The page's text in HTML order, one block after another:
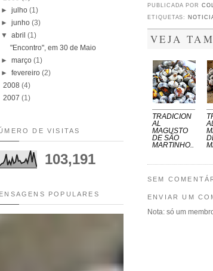
PUBLICADA POR
ETIQUETAS:
VEJA
TRADICION
AL
MAGUSTO
DE SÃO
MARTINHO..
AL
SEM
ENVIAR UM
Nota: só um
►julho(1)
►junho(3)
▼abril(1)
"Encontro", em 30 de Maio
►março(1)
►fevereiro(2)
2008 (4)
2007 (1)
DE VISITAS
103,191
POPULARES